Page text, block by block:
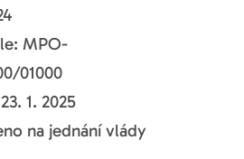
MPO-
01000
1. 2025
na jednání vlády